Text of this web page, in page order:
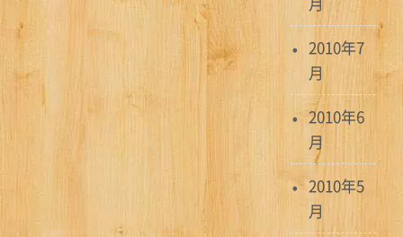
2010年7
月
2010年6
月
2010年5
月